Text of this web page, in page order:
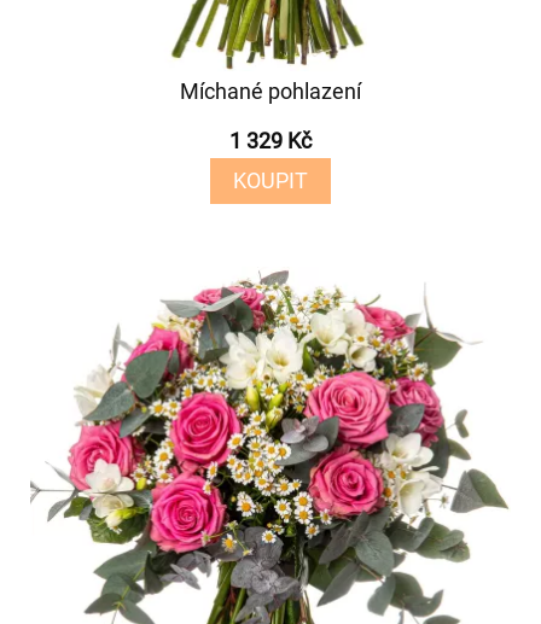
Míchané pohlazení
1 329 Kč
KOUPIT